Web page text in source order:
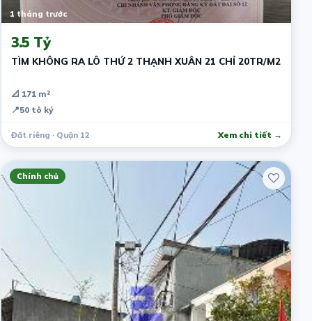
1 tháng trước
3.5 Tỷ
TÌM KHÔNG RA LÔ THỨ 2 THẠNH XUÂN 21 CHỈ 20TR/M2
📐 171 m²
📍50 tô ký
Đất riêng · Quận 12 Xem chi tiết →
Chính chủ